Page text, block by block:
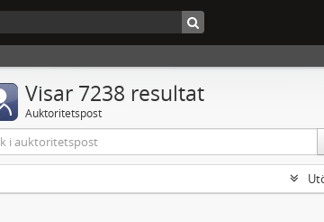
Visar 7238 resultat
Auktoritetspost